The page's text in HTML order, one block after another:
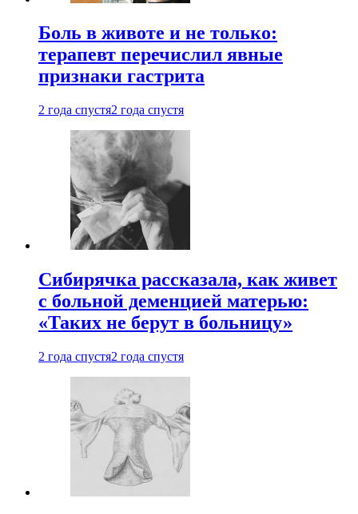
Боль в животе и не только:
терапевт перечислил явные
признаки гастрита
2 года спустя2 года спустя
Сибирячка рассказала, как живет
с больной деменцией матерью:
«Таких не берут в больницу»
2 года спустя2 года спустя